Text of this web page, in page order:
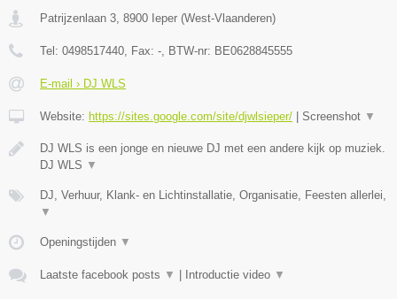
Patrijzenlaan 3 8900 Ieper (West-Vlaanderen)
Tel: 0498517440 , Fax: - , BTW-nr: BE0628845555
E-mail › DJ WLS
Website: https://sites.google.com/site/djwlsieper/ | Screenshot ▼
DJ WLS is een jonge en nieuwe DJ met een andere kijk op muziek.
DJ WLS ▼
DJ, Verhuur, Klank- en Lichtinstallatie, Organisatie, Feesten allerlei,
▼
Openingstijden ▼
Laatste facebook posts ▼ | Introductie video ▼